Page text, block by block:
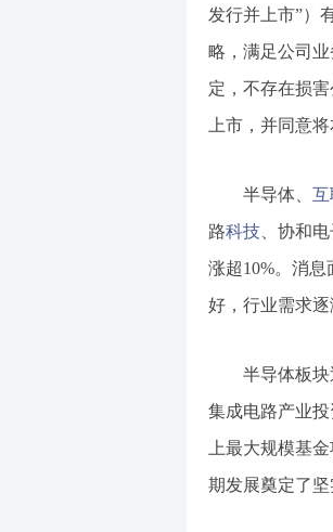
发行并上市”）
略，满足公司
定，不存在损
上市，并同意
半导体、 互
路科技 、协和电
涨超10%。消
好，行业需求逐
半导体板
集成电路产业
上最大规模基
期发展奠定了坚